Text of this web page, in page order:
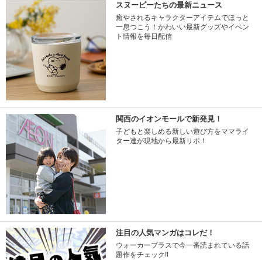
スヌーピーたちの最新ニュース
癒やされるキャラクターアイテムでほっと
一息つこう！かわいい最新グッズやイベン
ト情報を毎日配信
関西のイオンモールで新発見！
子どもと楽しめる新しい遊び方をママライ
ター達が現地から最新リポ！
注目の人気マンガはコレだ！
ウォーカープラスで今一番読まれている話
題作をチェック!!